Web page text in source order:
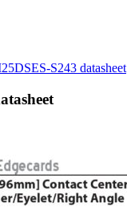
S243 datasheet